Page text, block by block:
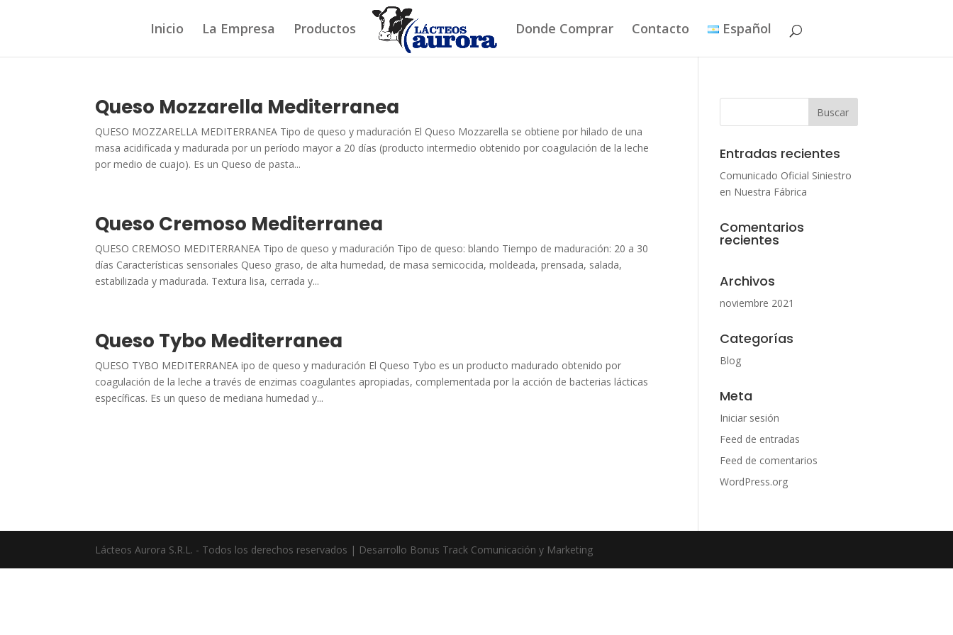
Inicio La Empresa Productos Donde Comprar Contacto Español
Queso Mozzarella Mediterranea
QUESO MOZZARELLA MEDITERRANEA Tipo de queso y maduración El Queso Mozzarella se obtiene por hilado de una
masa acidificada y madurada por un período mayor a 20 días (producto intermedio obtenido por coagulación de la leche
por medio de cuajo). Es un Queso de pasta...
Queso Cremoso Mediterranea
QUESO CREMOSO MEDITERRANEA Tipo de queso y maduración Tipo de queso: blando Tiempo de maduración: 20 a 30
días Características sensoriales Queso graso, de alta humedad, de masa semicocida, moldeada, prensada, salada,
estabilizada y madurada. Textura lisa, cerrada y...
Queso Tybo Mediterranea
QUESO TYBO MEDITERRANEA ipo de queso y maduración El Queso Tybo es un producto madurado obtenido por
coagulación de la leche a través de enzimas coagulantes apropiadas, complementada por la acción de bacterias lácticas
específicas. Es un queso de mediana humedad y...
Entradas recientes
Comunicado Oficial Siniestro
en Nuestra Fábrica
Comentarios
recientes
Archivos
noviembre 2021
Categorías
Blog
Meta
Iniciar sesión
Feed de entradas
Feed de comentarios
WordPress.org
Lácteos Aurora S.R.L. - Todos los derechos reservados | Desarrollo Bonus Track Comunicación y Marketing